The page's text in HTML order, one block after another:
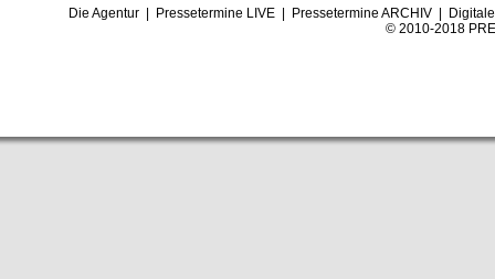
Die Agentur| Pressetermine LIVE| Pressetermine ARCHIV|
© 2010-2018